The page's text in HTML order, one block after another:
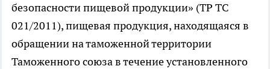
безопасности пищевой продукции» (ТР ТС
021/2011), пищевая продукция, находящаяся в
обращении на таможенной территории
Таможенного союза в течение установленного